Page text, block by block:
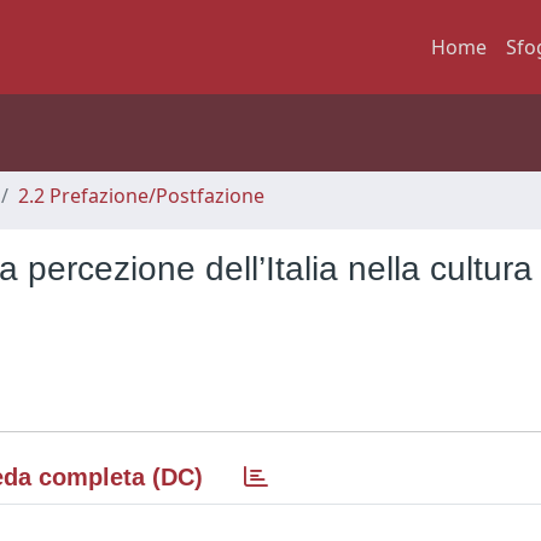
Home
2.2 Prefazione/Postfazione
percezione dell’Italia nella cultura
completa (DC)